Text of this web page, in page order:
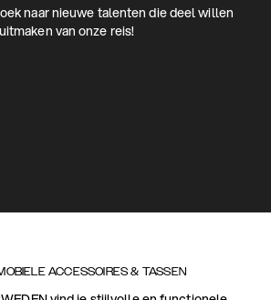
naar nieuwe talenten die deel willen
uitmaken van onze reis!
ACCESSOIRES & TASSEN